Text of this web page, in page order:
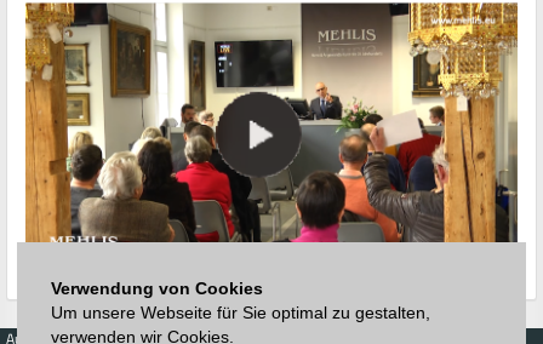
Verwendung von Cookies
Um unsere Webseite für Sie optimal zu gestalten,
verwenden wir Cookies.
Auktionen Kaufen